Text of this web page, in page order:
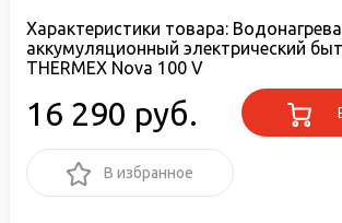
Характеристики товара:
аккумуляционный электрический
THERMEX Nova 100 V
16 290 руб.
В избранное